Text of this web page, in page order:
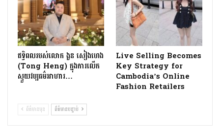
ឥទ្ធិពលរបស់លោក ងួន សៀងហេង
(Tong Heng) ក្នុងការលើក
ស្ទួយវប្បធម៌អាហារ…
Live Selling Becomes
Key Strategy for
Cambodia’s Online
Fashion Retailers
ព័ត៌មានមុន ព័ត៌មានបន្ទាប់